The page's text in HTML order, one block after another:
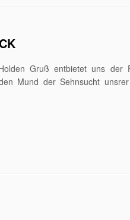
Gruß entbietet uns
Mund der Sehnsucht